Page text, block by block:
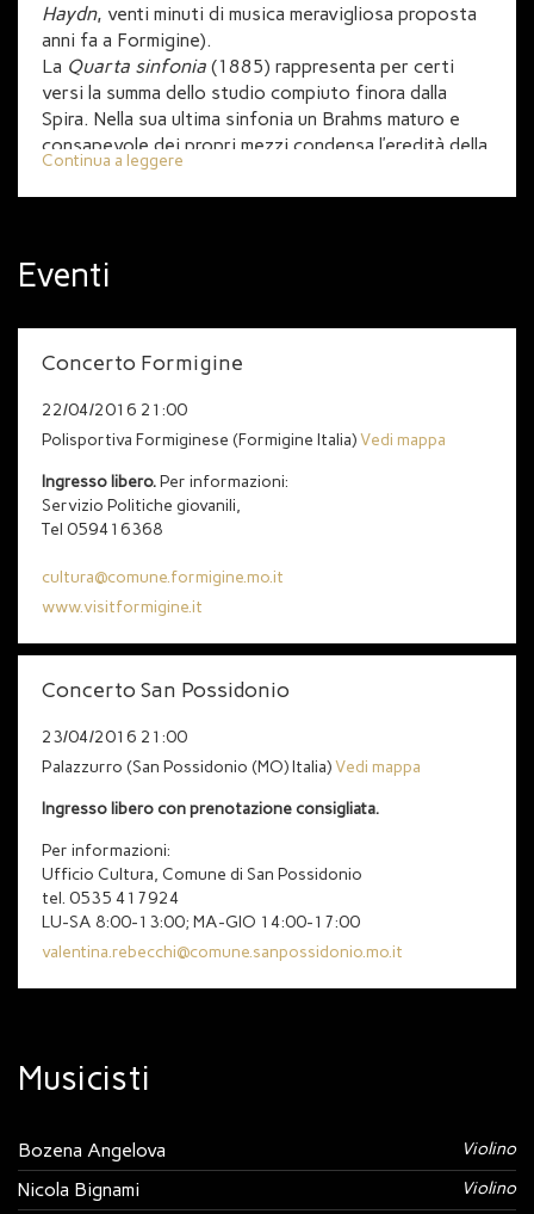
Haydn, venti minuti di musica meravigliosa proposta
anni fa a Formigine).
La Quarta sinfonia (1885) rappresenta per certi
versi la summa dello studio compiuto finora dalla
Spira. Nella sua ultima sinfonia un Brahms maturo e
consapevole dei propri mezzi condensa l’eredità della
musica del passato, anche quello lontano e dalle
forme arcaiche, coniugandola al presente, con uno
disparte, ma allo stesso tempo in grado di lanciare il
stesso.
Continua a leggere
Eventi
Concerto Formigine
22/04/2016 21:00
Polisportiva Formiginese (Formigine Italia)Vedi mappa
Ingresso libero.Per informazioni:
Servizio Politiche giovanili,
Tel 059416368
cultura@comune.formigine.mo.it
www.visitformigine.it
Concerto San Possidonio
23/04/2016 21:00
Palazzurro (San Possidonio (MO) Italia)Vedi mappa
Ingresso libero con prenotazione consigliata.
Per informazioni:
Ufficio Cultura, Comune di San Possidonio
tel. 0535 417924
LU-SA 8:00-13:00; MA-GIO 14:00-17:00
valentina.rebecchi@comune.sanpossidonio.mo.it
Musicisti
Bozena Angelova Violino
Nicola Bignami Violino